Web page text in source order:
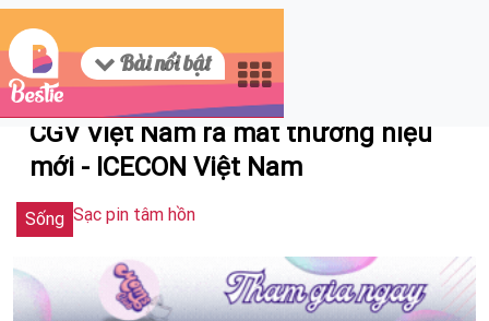
Bài nổi bật
08/08/2024 12:09
CGV Việt Nam ra mắt thương hiệu
mới - ICECON Việt Nam
Sống Sạc pin tâm hồn